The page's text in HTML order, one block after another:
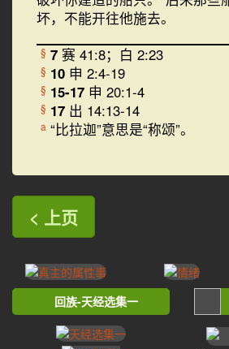
坏，不能开往他施去。
§ 7 赛 41:8；白 2:23
§ 10 申 2:4-19
§ 15-17 申 20:1-4
§ 17 出 14:13-14
a “比拉迦”意思是“称颂”。
< 上页
回族-天经选集一